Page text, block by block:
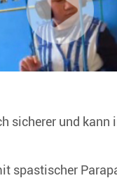
sicherer und kann
spastischer